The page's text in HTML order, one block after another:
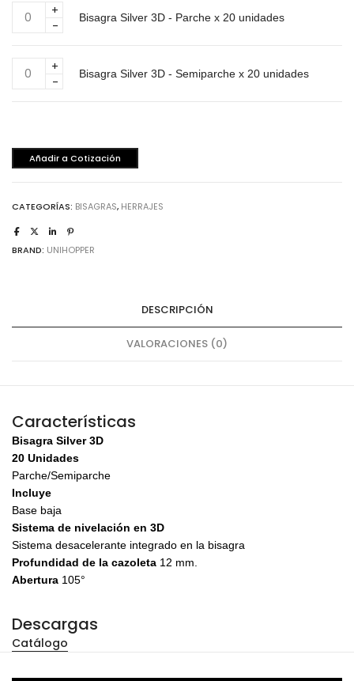
Bisagra
Silver
Parche
Bisagra Silver 3D - Parche x 20 unidades
Bisagra
Silver
x
20
cantidad
Bisagra Silver 3D - Semiparche x 20 unidades
Añadir a Cotización
CATEGORÍAS: BISAGRAS, HERRAJES
BRAND: UNIHOPPER
DESCRIPCIÓN
VALORACIONES (0)
Características
Bisagra Silver 3D
20 Unidades
Parche/Semiparche
Incluye
Base baja
Sistema de nivelación en 3D
Sistema desacelerante integrado en la bisagra
Profundidad de la cazoleta 12 mm.
Abertura 105°
Descargas
Catálogo